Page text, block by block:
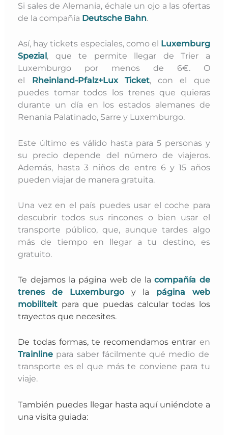
Si sales de Alemania, échale un ojo a las ofertas
de la compañía Deutsche Bahn.
Así, hay tickets especiales, como el Luxemburg
Spezial, que te permite llegar de Trier a
Luxemburgo por menos de 6€. O
el Rheinland-Pfalz+Lux Ticket, con el que
puedes tomar todos los trenes que quieras
durante un día en los estados alemanes de
Renania Palatinado, Sarre y Luxemburgo.
Este último es válido hasta para 5 personas y
su precio depende del número de viajeros.
Además, hasta 3 niños de entre 6 y 15 años
pueden viajar de manera gratuita.
Una vez en el país puedes usar el coche para
descubrir todos sus rincones o bien usar el
transporte público, que, aunque tardes algo
más de tiempo en llegar a tu destino, es
gratuito.
Te dejamos la página web de lacompañía de
trenes de Luxemburgo
yla página web
mobiliteit para que puedas calcular todas los
trayectos que necesites.
De todas formas, te recomendamos entrar en
Trainline para saber fácilmente qué medio de
transporte es el que más te conviene para tu
viaje.
También puedes llegar hasta aquí uniéndote a
una visita guiada: